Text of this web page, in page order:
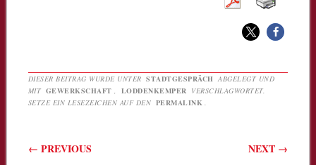
DIESER BEITRAG WURDE UNTER STADTGESPRÄCH ABGELEGT UND
MIT GEWERKSCHAFT , LODDENKEMPER VERSCHLAGWORTET.
SETZE EIN LESEZEICHEN AUF DEN PERMALINK .
Beitragsnavigation
← PREVIOUS NEXT →